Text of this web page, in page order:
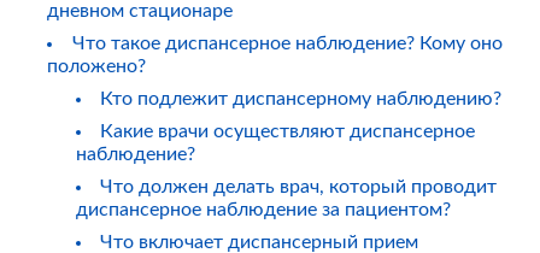
дневном стационаре
Что такое диспансерное наблюдение? Кому оно
положено?
Кто подлежит диспансерному наблюдению?
Какие врачи осуществляют диспансерное
наблюдение?
Что должен делать врач, который проводит
диспансерное наблюдение за пациентом?
Что включает диспансерный прием